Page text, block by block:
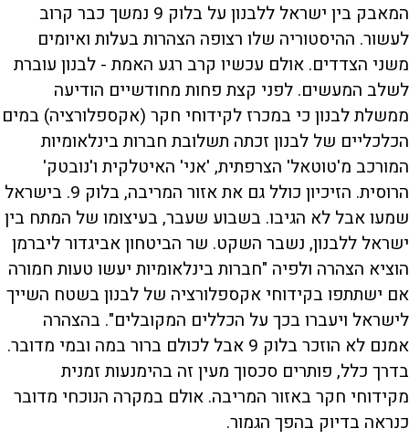
המאבק בין ישראל ללבנון על בלוק 9 נמשך כבר קרוב
לעשור. ההיסטוריה שלו רצופה הצהרות בעלות ואיומים
משני הצדדים. אולם עכשיו קרב רגע האמת - לבנון עוברת
לשלב המעשים. לפני קצת פחות מחודשיים הודיעה
ממשלת לבנון כי במכרז לקידוחי חקר (אקספלורציה) במים
הכלכליים של לבנון זכתה תשלובת חברות בינלאומיות
המורכב מ'טוטאל' הצרפתית, 'אני' האיטלקית ו'נובטק'
הרוסית. הזיכיון כולל גם את אזור המריבה, בלוק 9. בישראל
שמעו אבל לא הגיבו. בשבוע שעבר, בעיצומו של המתח בין
ישראל ללבנון, נשבר השקט. שר הביטחון אביגדור ליברמן
הוציא הצהרה ולפיה "חברות בינלאומיות יעשו טעות חמורה
אם ישתתפו בקידוחי אקספלורציה של לבנון בשטח השייך
לישראל ויעברו בכך על הכללים המקובלים". בהצהרה
אמנם לא הוזכר בלוק 9 אבל לכולם ברור במה ובמי מדובר.
בדרך כלל, פותרים סכסוך מעין זה בהימנעות זמנית
מקידוחי חקר באזור המריבה. אולם במקרה הנוכחי מדובר
כנראה בדיוק בהפך הגמור.